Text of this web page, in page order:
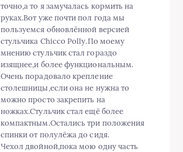
точно,а то я замучалась кормить на
руках.Вот уже почти пол года мы
пользуемся обновлённой версией
стульчика Chicco Polly.По моему
мнению стульчик стал гораздо
изящнее,и более функциональным.
Очень порадовало крепление
столешницы,если она не нужна то
можно просто закрепить на
ножках.Стульчик стал ещё более
компактным.Остались три положения
спинки от полулёжа до сидя.
Чехол двойной,пока мою одну часть